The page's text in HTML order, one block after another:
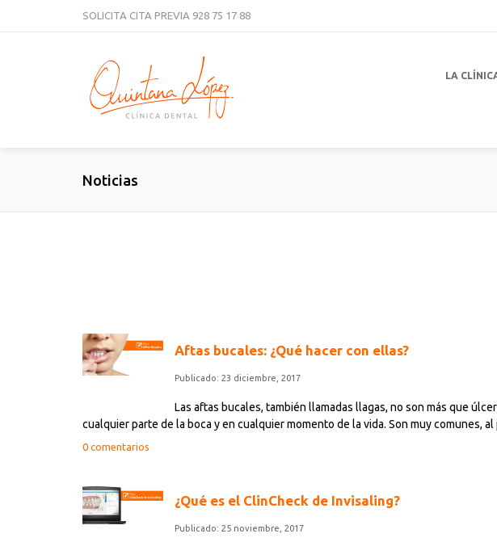
SOLICITA CITA PREVIA 928 75 17 88
LA
Noticias
Aftas bucales: ¿Qué hacer con ellas?
Publicado: 23 diciembre, 2017
Las aftas bucales, también llamadas llagas, no son más que
cualquier parte de la boca y en cualquier momento de la vida. Son muy
0 comentarios
¿Qué es el ClinCheck de Invisaling?
Publicado: 25 noviembre, 2017